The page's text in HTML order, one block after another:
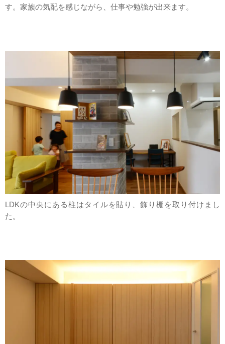
す。家族の気配を感じながら、仕事や勉強が出来ます。
LDKの中央にある柱はタイルを貼り、飾り棚を取り付けまし
た。